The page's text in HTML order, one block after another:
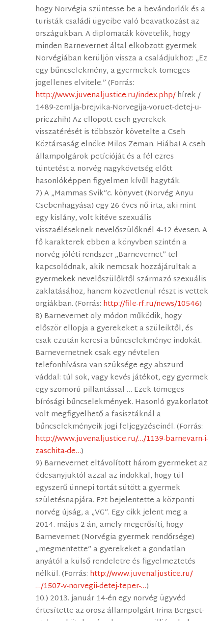
hogy Norvégia szüntesse be a bevándorlók és a
turisták családi ügyeibe való beavatkozást az
országukban. A diplomaták követelik, hogy
minden Barnevernet által elkobzott gyermek
Norvégiában kerüljön vissza a családjukhoz: „Ez
egy bűncselekmény, a gyermekek tömeges
jogellenes elvitele.” (Forrás:
http://www.juvenaljustice.ru/index.php/hírek /
1489-zemlja-brejvika-Norvegija-voruet-detej-u-
priezzhih) Az ellopott cseh gyerekek
visszatérését is többször követelte a Cseh
Köztársaság elnöke Milos Zeman. Hiába! A cseh
állampolgárok petícióját és a fél ezres
tüntetést a norvég nagykövetség előtt
hasonlóképpen figyelmen kívűl hagyták.
7) A „Mammas Svik”c. könyvet (Norvég Anyu
Csebenhagyása) egy 26 éves nő írta, aki mint
egy kislány, volt kitéve szexuális
visszaéléseknek nevelőszülőknél 4-12 évesen. A
fő karakterek ebben a könyvben szintén a
norvég jóléti rendszer „Barnevernet”-tel
kapcsolódnak, akik nemcsak hozzájárultak a
gyermekek nevelőszülőktől származó szexuális
zaklatásához, hanem közvetlenül részt is vettek
orgiákban. (Forrás: http://file-rf.ru/news/10546)
8) Barnevernet oly módon működik, hogy
először ellopja a gyerekeket a szüleiktől, és
csak ezután keresi a bűncselekménye indokát.
Barnevernetnek csak egy névtelen
telefonhívásra van szüksége egy abszurd
váddal: túl sok, vagy kevés játékot, egy gyermek
egy szomorú pillantással … Ezek tömeges
bírósági bűncselekmények. Hasonló gyakorlatot
volt megfigyelhető a fasisztáknál a
bűncselekményeik jogi feljegyzéseinél. (Forrás:
http://www.juvenaljustice.ru/…/1139-barnevarn-i-
zaschita-de…)
9) Barnevernet eltávolított három gyermeket az
édesanyjuktól azzal az indokkal, hogy túl
egyszerű ünnepi tortát sütött a gyermek
születésnapjára. Ezt bejelentette a központi
norvég újság, a „VG”. Egy cikk jelent meg a
2014. május 2-án, amely megerősíti, hogy
Barnevernet (Norvégia gyermek rendőrsége)
„megmentette” a gyerekeket a gondatlan
anyától a külső rendeletre és figyelmeztetés
nélkül. (Forrás: http://www.juvenaljustice.ru/
…/1507-v-norvegii-detej-teper-…)
10.) 2013. január 14-én egy norvég ügyvéd
értesítette az orosz állampolgárt Irina Bergset-